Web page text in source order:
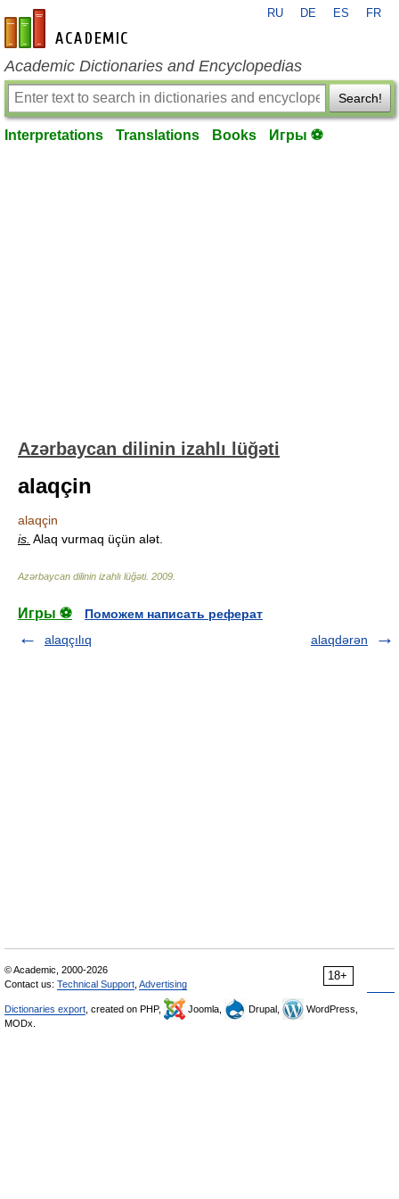
en-academic.com
RU DE ES FR
Academic Dictionaries and Encyclopedias
Search!
Interpretations Translations Books Игры ⚽
Azərbaycan dilinin izahlı lüğəti
alaqçin
alaqçin
is. Alaq vurmaq üçün alət.
Azərbaycan dilinin izahlı lüğəti. 2009
Игры ⚽
Поможем написать реферат
alaqçılıq
alaqdərən
18+
© Academic, 2000-2026
Contact us: Technical Support Advertising
Dictionaries export , created on PHP, Joomla, Drupal,
WordPress,
MODx.